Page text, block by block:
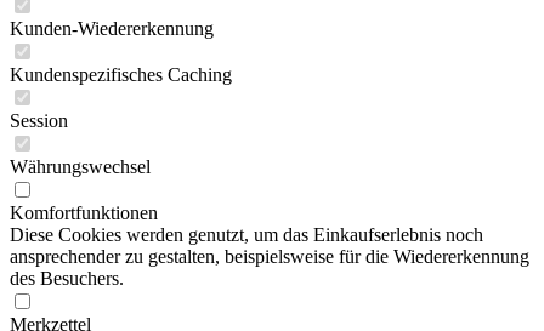
Kunden-Wiedererkennung
Kundenspezifisches Caching
Session
Währungswechsel
Komfortfunktionen
Diese Cookies werden genutzt, um das Einkaufserlebnis noch
ansprechender zu gestalten, beispielsweise für die Wiedererkennung
des Besuchers.
Merkzettel